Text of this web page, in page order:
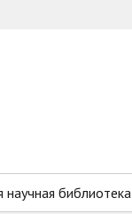
научная библиотека